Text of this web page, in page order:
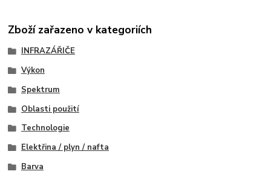
Zboží zařazeno v kategoriích
INFRAZÁŘIČE
Výkon
Spektrum
Oblasti použití
Technologie
Elektřina / plyn / nafta
Barva